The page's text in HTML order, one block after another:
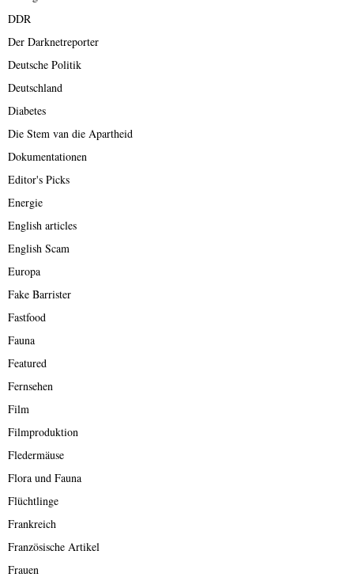
DDR
Der Darknetreporter
Deutsche Politik
Deutschland
Diabetes
Die Stem van die Apartheid
Dokumentationen
Editor's Picks
Energie
English articles
English Scam
Europa
Fake Barrister
Fastfood
Fauna
Featured
Fernsehen
Film
Filmproduktion
Fledermäuse
Flora und Fauna
Flüchtlinge
Frankreich
Französische Artikel
Frauen